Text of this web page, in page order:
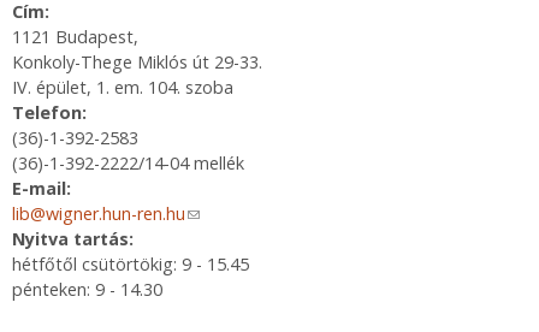
Cím:
1121 Budapest,
Konkoly-Thege Miklós út 29-33.
IV. épület, 1. em. 104. szoba
Telefon:
(36)-1-392-2583
(36)-1-392-2222/14-04 mellék
E-mail:
lib@wigner.hun-ren.hu(link sends e-mail)
Nyitva tartás:
hétfőtől csütörtökig: 9 - 15.45
pénteken: 9 - 14.30